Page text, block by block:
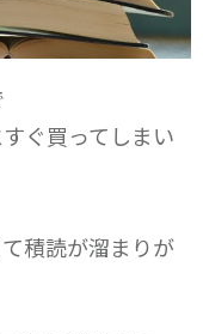
ぐ買ってしまい
積読が溜まりが